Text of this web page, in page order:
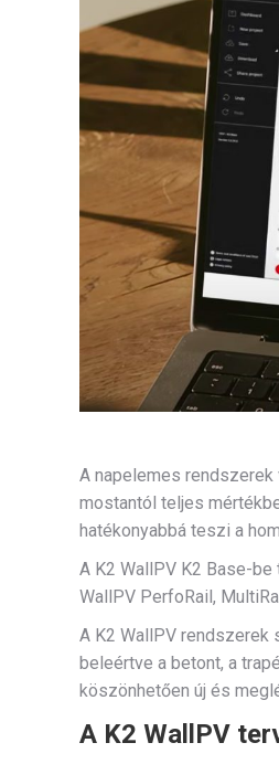
A napelemes
mostantól teljes
hatékonyabbá teszi a
A K2 WallPV K2 Base-
WallPV PerfoRail,
A K2 WallPV rendszerek
beleértve a betont, a
köszönhetően új és
A K2 WallPV